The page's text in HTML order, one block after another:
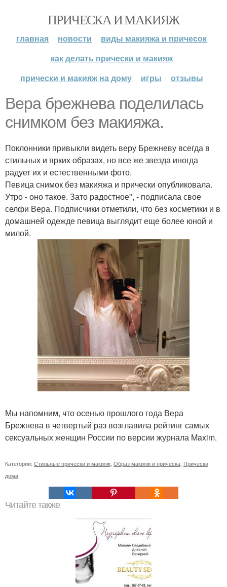
ПРИЧЕСКА И МАКИЯЖ
главная новости
виды макияжа и причесок
как делать прически и макияж
прически и макияж на дому
игры отзывы
Вера брежнева поделилась
снимком без макияжа.
Поклонники привыкли видеть веру Брежневу всегда в
стильных и ярких образах, но все же звезда иногда
радует их и естественными фото.
Певица снимок без макияжа и прически опубликовала.
Утро - оно такое. Зато радостное", - подписала свое
селфи Вера. Подписчики отметили, что без косметики и в
домашней одежде певица выглядит еще более юной и
милой.
Мы напомним, что осенью прошлого года Вера
Брежнева в четвертый раз возглавила рейтинг самых
сексуальных женщин России по версии журнала Maxim.
Категории: Стильные прически и макияж Образ макияж и прическа Прически
дома
Читайте также